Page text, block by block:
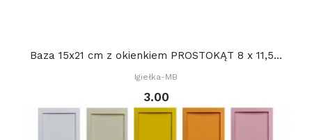
Baza 15x21 cm z okienkiem PROSTOKĄT 8 x 11,5...
Igiełka-MB
3.00